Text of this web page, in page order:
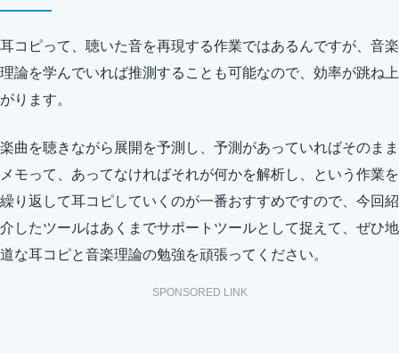
耳コピって、聴いた音を再現する作業ではあるんですが、音楽
理論を学んでいれば推測することも可能なので、効率が跳ね上
がります。
楽曲を聴きながら展開を予測し、予測があっていればそのまま
メモって、あってなければそれが何かを解析し、という作業を
繰り返して耳コピしていくのが一番おすすめですので、今回紹
介したツールはあくまでサポートツールとして捉えて、ぜひ地
道な耳コピと音楽理論の勉強を頑張ってください。
SPONSORED LINK